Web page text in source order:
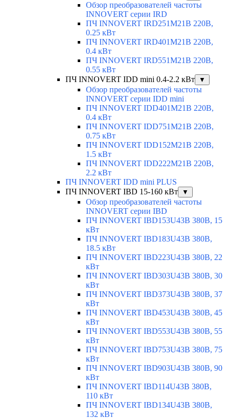
Обзор преобразователей частоты
INNOVERT серии IRD
ПЧ INNOVERT IRD251M21B 220В,
0.25 кВт
ПЧ INNOVERT IRD401M21B 220В,
0.4 кВт
ПЧ INNOVERT IRD551M21B 220В,
0.55 кВт
ПЧ INNOVERT IDD mini 0.4-2.2 кВт
▼
Обзор преобразователей частоты
INNOVERT серии IDD mini
ПЧ INNOVERT IDD401M21B 220В,
0.4 кВт
ПЧ INNOVERT IDD751M21B 220В,
0.75 кВт
ПЧ INNOVERT IDD152M21B 220В,
1.5 кВт
ПЧ INNOVERT IDD222M21B 220В,
2.2 кВт
ПЧ INNOVERT IDD mini PLUS
ПЧ INNOVERT IBD 15-160 кВт
▼
Обзор преобразователей частоты
INNOVERT серии IBD
ПЧ INNOVERT IBD153U43B 380В, 15
кВт
ПЧ INNOVERT IBD183U43B 380В,
18.5 кВт
ПЧ INNOVERT IBD223U43B 380В, 22
кВт
ПЧ INNOVERT IBD303U43B 380В, 30
кВт
ПЧ INNOVERT IBD373U43B 380В, 37
кВт
ПЧ INNOVERT IBD453U43B 380В, 45
кВт
ПЧ INNOVERT IBD553U43B 380В, 55
кВт
ПЧ INNOVERT IBD753U43B 380В, 75
кВт
ПЧ INNOVERT IBD903U43B 380В, 90
кВт
ПЧ INNOVERT IBD114U43B 380В,
110 кВт
ПЧ INNOVERT IBD134U43B 380В,
132 кВт